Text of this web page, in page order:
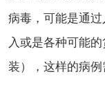
病毒，可能是通
入或是各种可能
装），这样的病例